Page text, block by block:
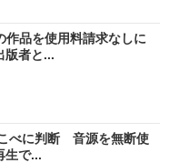
品を使用料請求なしに
者と...
べに判断 音源を無断使
生で...